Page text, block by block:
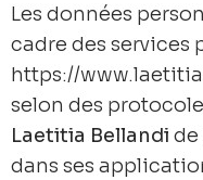
Les données
cadre des services
https://
selon des
Laetitia Bellandi de
dans ses